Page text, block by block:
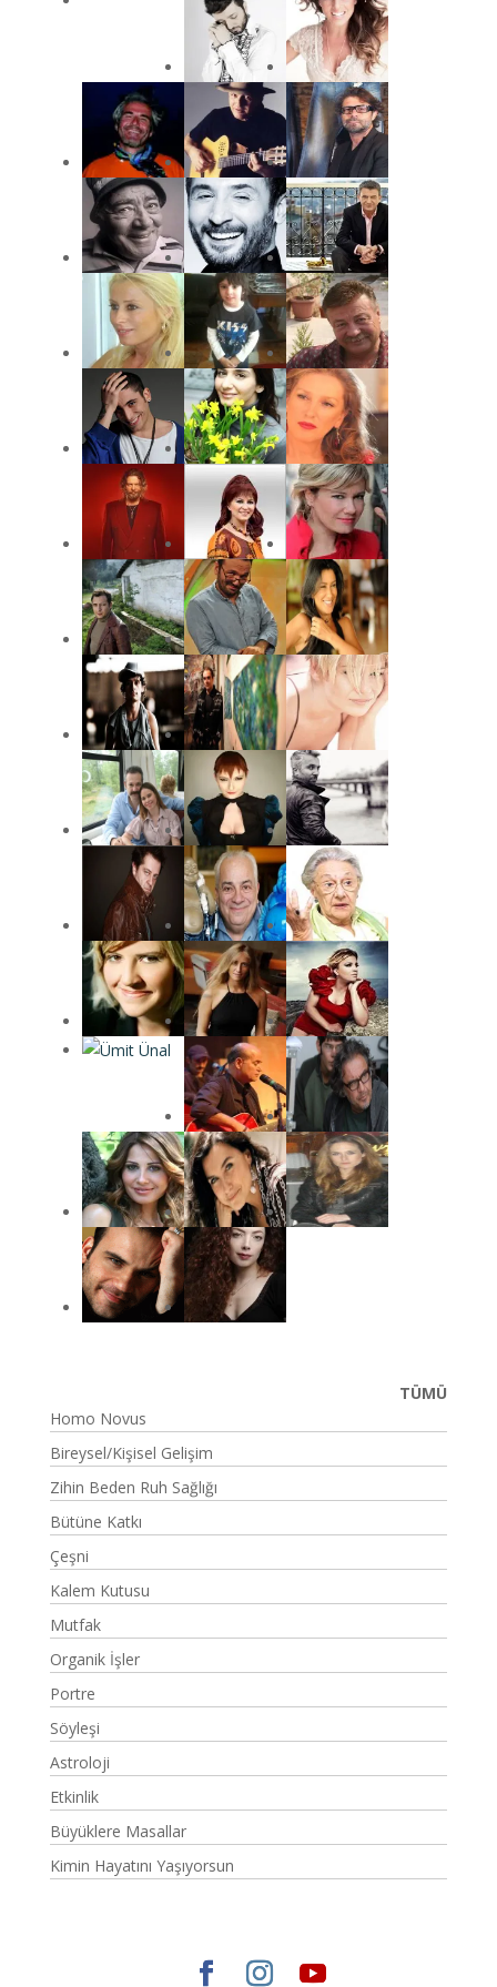
TÜMÜ
Homo Novus
Bireysel/Kişisel Gelişim
Zihin Beden Ruh Sağlığı
Bütüne Katkı
Çeşni
Kalem Kutusu
Mutfak
Organik İşler
Portre
Söyleşi
Astroloji
Etkinlik
Büyüklere Masallar
Kimin Hayatını Yaşıyorsun